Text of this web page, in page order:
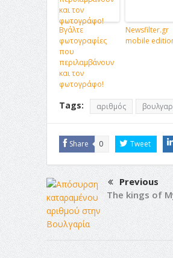
Βγάλτε
φωτογραφίες
που
περιλαμβάνουν
και τον
φωτογράφο!
Newsfilter.gr
mobile
Tags: αριθμός
Share 0 Tweet
Previous
The kings of